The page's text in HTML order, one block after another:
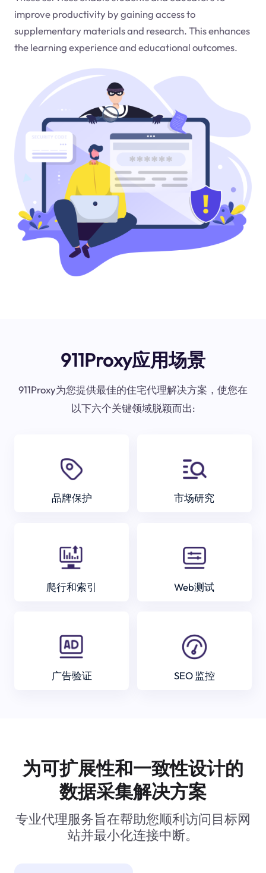
improve productivity by gaining access to
supplementary materials and research. This enhances
the learning experience and educational outcomes.
911Proxy应用场景
911Proxy为您提供最佳的住宅代理解决方案，使您在
以下六个关键领域脱颖而出:
品牌保护 市场研究
爬行和索引 Web测试
广告验证 SEO 监控
为可扩展性和一致性设计的
数据采集解决方案
专业代理服务旨在帮助您顺利访问目标网
站并最小化连接中断。